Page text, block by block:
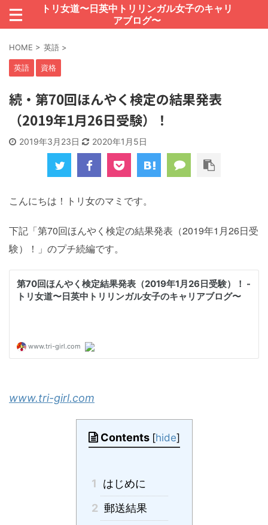
トリ女道〜日英中トリリンガル女子のキャリ
アブログ〜
HOME > 英語 >
英語 資格
続・第70回ほんやく検定の結果発表
（2019年1月26日受験）！
2019年3月23日 2020年1月5日
こんにちは！トリ女のマミです。
下記「第70回ほんやく検定の結果発表（2019年1月26日受
験）！」のプチ続編です。
www.tri-girl.com
Contents [hide]
1
はじめに
2 郵送結果